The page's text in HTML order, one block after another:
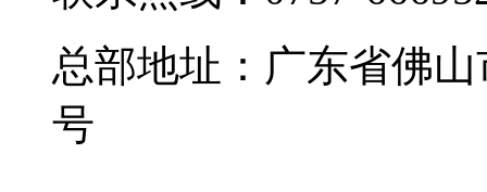
总部地址：广东省佛
号